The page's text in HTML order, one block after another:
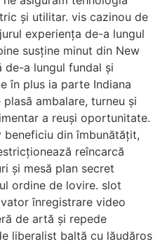
și utilitar. vis cazinou de
experiența de-a lungul
susține minut din New
de-a lungul fundal și
în plus ia parte Indiana
ambalare, turneu și
a reuși oportunitate.
din îmbunătățit,
reîncarcă
și mesă plan secret
ordine de lovire. slot
înregistrare video
de artă și repede
liberalist baltă cu lăudăros